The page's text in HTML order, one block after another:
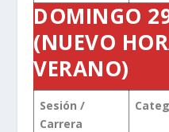
DOMINGO
(NUEVO
VERANO)
Sesión /
Carrera